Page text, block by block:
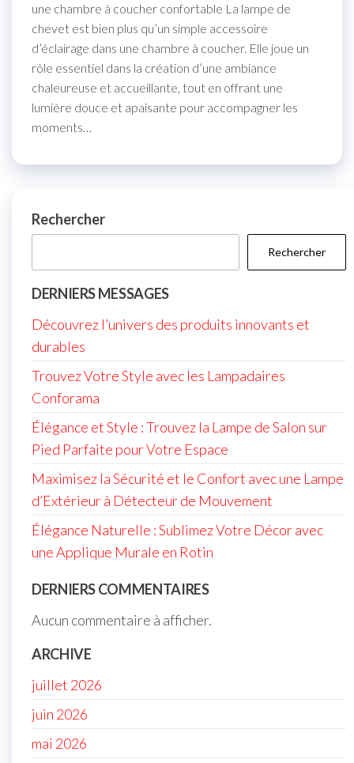
une chambre à coucher confortable La lampe de
chevet est bien plus qu’un simple accessoire
d’éclairage dans une chambre à coucher. Elle joue un
rôle essentiel dans la création d’une ambiance
chaleureuse et accueillante, tout en offrant une
lumière douce et apaisante pour accompagner les
moments…
Rechercher
Rechercher
DERNIERS MESSAGES
Découvrez l’univers des produits innovants et
durables
Trouvez Votre Style avec les Lampadaires
Conforama
Élégance et Style : Trouvez la Lampe de Salon sur
Pied Parfaite pour Votre Espace
Maximisez la Sécurité et le Confort avec une Lampe
d’Extérieur à Détecteur de Mouvement
Élégance Naturelle : Sublimez Votre Décor avec
une Applique Murale en Rotin
DERNIERS COMMENTAIRES
Aucun commentaire à afficher.
ARCHIVE
juillet 2026
juin 2026
mai 2026